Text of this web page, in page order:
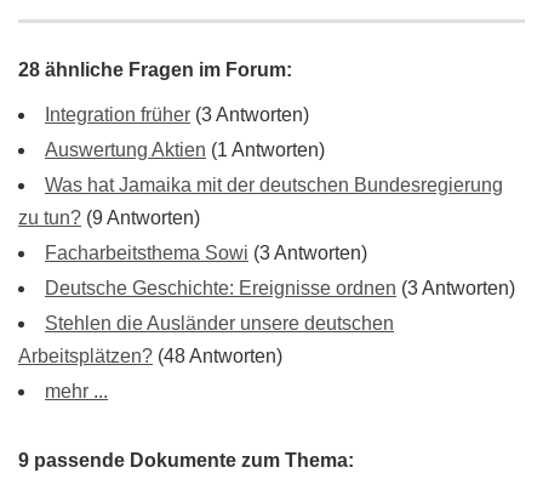
28 ähnliche Fragen im Forum:
Integration früher (3 Antworten)
Auswertung Aktien (1 Antworten)
Was hat Jamaika mit der deutschen Bundesregierung
zu tun? (9 Antworten)
Facharbeitsthema Sowi (3 Antworten)
Deutsche Geschichte: Ereignisse ordnen (3 Antworten)
Stehlen die Ausländer unsere deutschen
Arbeitsplätzen? (48 Antworten)
mehr ...
9 passende Dokumente zum Thema: